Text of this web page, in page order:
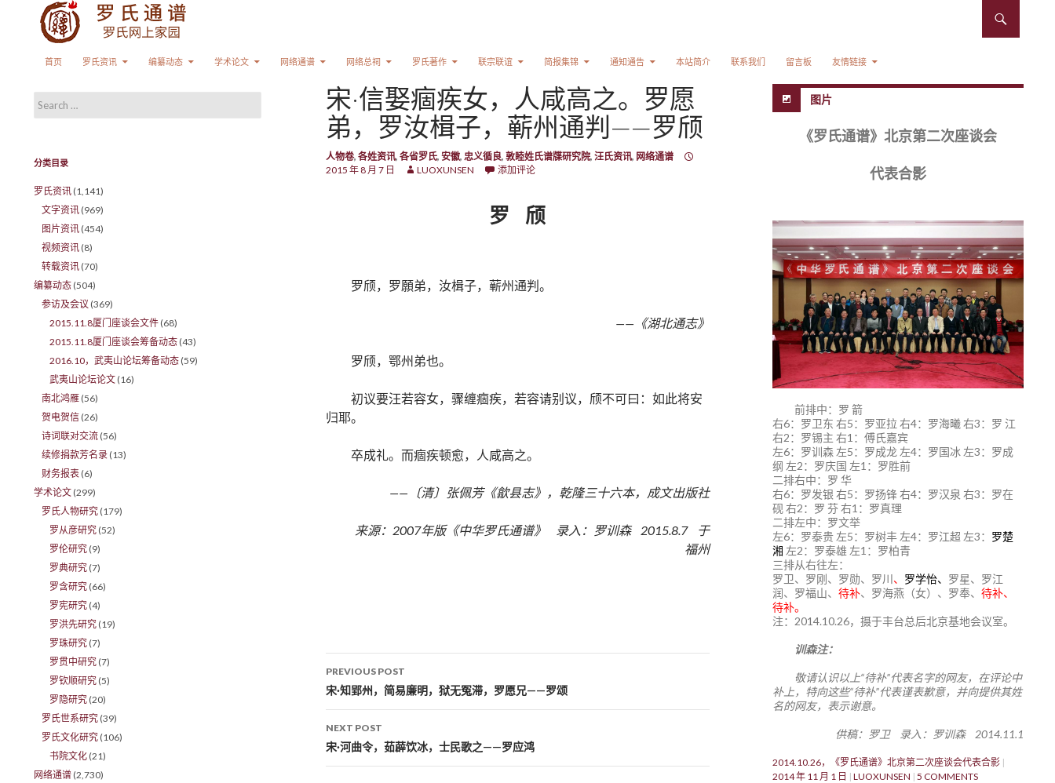
首页
罗氏资讯 编纂动态 学术论文 网络通谱 网络总祠 罗氏著作 联宗联谊 简报集锦 通知通告 本站简介 联系我们 留言板 友情链接
宋·信娶痼疾女，人咸高之。罗愿
弟，罗汝楫子，蕲州通判——罗颀
人物卷, 各姓资讯, 各省罗氏, 安徽, 忠义循良, 敦睦姓氏谱牒研究院, 汪氏资讯, 网络通谱
2015 年 8 月 7 日
LUOXUNSEN 添加评论
罗 颀
罗颀，罗願弟，汝楫子，蕲州通判。
——《湖北通志》
罗颀，鄂州弟也。
初议要汪若容女，骤缠痼疾，若容请别议，颀不可曰：如此将安
归耶。
卒成礼。而痼疾顿愈，人咸高之。
——〔清〕张佩芳《歙县志》，乾隆三十六本，成文出版社
来源：2007年版《中华罗氏通谱》 录入：罗训森 2015.8.7 于
福州
Post navigation
PREVIOUS POST
宋·知郢州，简易廉明，狱无冤滞，罗愿兄——罗颂
NEXT POST
宋·河曲令，茹薜饮冰，士民歌之——罗应鸿
图片
《罗氏通谱》北京第二次座谈会
代表合影
前排中：罗 箭
右6：罗卫东 右5：罗亚拉 右4：罗海曦 右3：罗 江
右2：罗锡主 右1：傅氏嘉宾
左6：罗训森 左5：罗成龙 左4：罗国冰 左3：罗成
纲 左2：罗庆国 左1：罗胜前
二排右中：罗 华
右6：罗发银 右5：罗扬锋 右4：罗汉泉 右3：罗在
砚 右2：罗 芬 右1：罗真理
二排左中：罗文举
左6：罗泰贵 左5：罗树丰 左4：罗江超 左3： 罗楚
湘 左2：罗泰雄 左1：罗柏青
三排从右往左：
罗卫、罗刚、罗勋、罗川、 罗学怡、 罗星、罗江
润、罗福山、 待补、罗海燕（女）、罗奉、 待补、
待补。
注：2014.10.26，摄于丰台总后北京基地会议室。
训森注：
敬请认识以上“待补”代表名字的网友，在评论中
补上，特向这些“待补”代表谨表歉意，并向提供其姓
名的网友，表示谢意。
供稿：罗卫 录入：罗训森 2014.11.1
2014.10.26，《罗氏通谱》北京第二次座谈会代表合影
2014 年 11 月 1 日
LUOXUNSEN 5 COMMENTS
Search for:
分类目录
罗氏资讯 (1,141)
文字资讯 (969)
图片资讯 (454)
视频资讯 (8)
转载资讯 (70)
编纂动态 (504)
参访及会议 (369)
2015.11.8厦门座谈会文件 (68)
2015.11.8厦门座谈会筹备动态 (43)
2016.10，武夷山论坛筹备动态 (59)
武夷山论坛论文 (16)
南北鸿雁 (56)
贺电贺信 (26)
诗词联对交流 (56)
续修捐款芳名录 (13)
财务报表 (6)
学术论文 (299)
罗氏人物研究 (179)
罗从彦研究 (52)
罗伦研究 (9)
罗典研究 (7)
罗含研究 (66)
罗宪研究 (4)
罗洪先研究 (19)
罗珠研究 (7)
罗贯中研究 (7)
罗钦顺研究 (5)
罗隐研究 (20)
罗氏世系研究 (39)
罗氏文化研究 (106)
书院文化 (21)
网络通谱 (2,730)